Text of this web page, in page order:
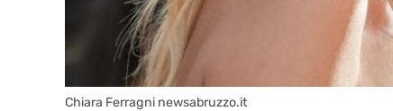
Chiara Ferragni newsabruzzo.it